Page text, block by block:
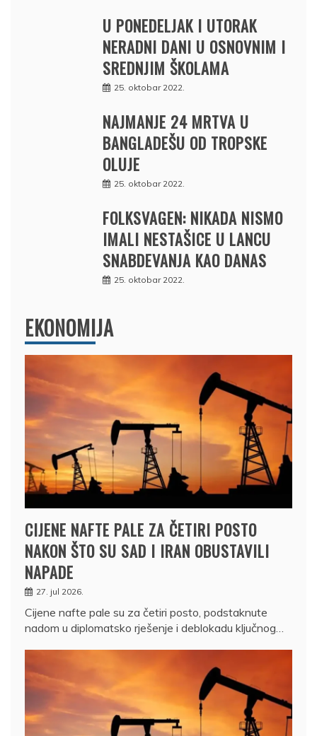
U PONEDELJAK I UTORAK
NERADNI DANI U OSNOVNIM I
SREDNJIM ŠKOLAMA
25. oktobar 2022.
NAJMANJE 24 MRTVA U
BANGLADEŠU OD TROPSKE
OLUJE
25. oktobar 2022.
FOLKSVAGEN: NIKADA NISMO
IMALI NESTAŠICE U LANCU
SNABDEVANJA KAO DANAS
25. oktobar 2022.
EKONOMIJA
CIJENE NAFTE PALE ZA ČETIRI POSTO
NAKON ŠTO SU SAD I IRAN OBUSTAVILI
NAPADE
27. jul 2026.
Cijene nafte pale su za četiri posto, podstaknute
nadom u diplomatsko rješenje i deblokadu ključnog…